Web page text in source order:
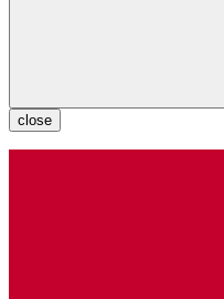
close